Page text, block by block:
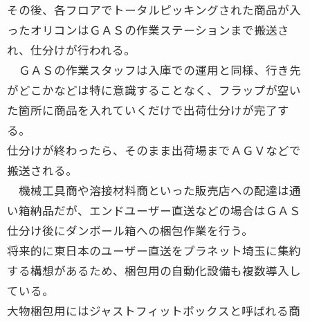
その後、各フロアでトータルピッキングされた商品が入
ったオリコンはＧＡＳの作業ステーションまで搬送さ
れ、仕分けが行われる。
ＧＡＳの作業スタッフは入庫での運用と同様、行き先
がどこかなどは特に意識することなく、フラップが空い
た箇所に商品を入れていくだけで出荷仕分けが完了す
る。
仕分けが終わったら、そのまま出荷場までＡＧＶなどで
搬送される。
機械工具商や溶接材料商といった販売店への配達は通
い箱納品だが、エンドユーザー直送などの場合はＧＡＳ
仕分け後にダンボール箱への梱包作業を行う。
将来的に東日本のユーザー直送をプラネット埼玉に集約
する構想があるため、梱包用の自動化設備も複数導入し
ている。
大物梱包用にはジャストフィットボックスと呼ばれる商